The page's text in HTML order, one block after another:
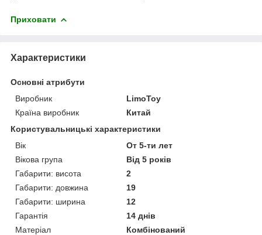
Приховати
Характеристики
Основні атрибути
Виробник
LimoToy
Країна виробник
Китай
Користувальницькі характеристики
Вік
От 5-ти лет
Вікова група
Від 5 років
Габарити: висота
2
Габарити: довжина
19
Габарити: ширина
12
Гарантія
14 днів
Матеріал
Комбінований